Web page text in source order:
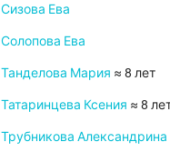
Сизова Ева
Солопова Ева
Танделова Мария ≈ 8 лет
Татаринцева Ксения ≈ 8
Трубникова Александрина